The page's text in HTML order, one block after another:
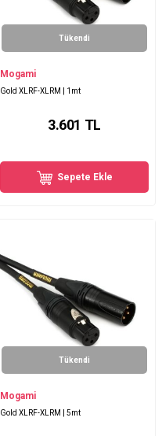
Tükendi
Mogami
Gold XLRF-XLRM | 1mt
3.601 TL
Sepete Ekle
Tükendi
Mogami
Gold XLRF-XLRM | 5mt